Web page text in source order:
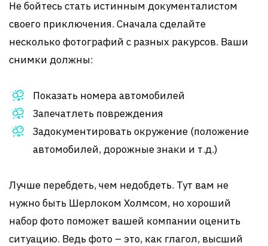
Не бойтесь стать истинным документалистом
своего приключения. Сначала сделайте
несколько фотографий с разных ракурсов. Ваши
снимки должны:
Показать номера автомобилей
Запечатлеть повреждения
Задокументировать окружение (положение
автомобилей, дорожные знаки и т.д.)
Лучше перебдеть, чем недобдеть. Тут вам не
нужно быть Шерлоком Холмсом, но хороший
набор фото поможет вашей компании оценить
ситуацию. Ведь фото – это, как глагол, высший